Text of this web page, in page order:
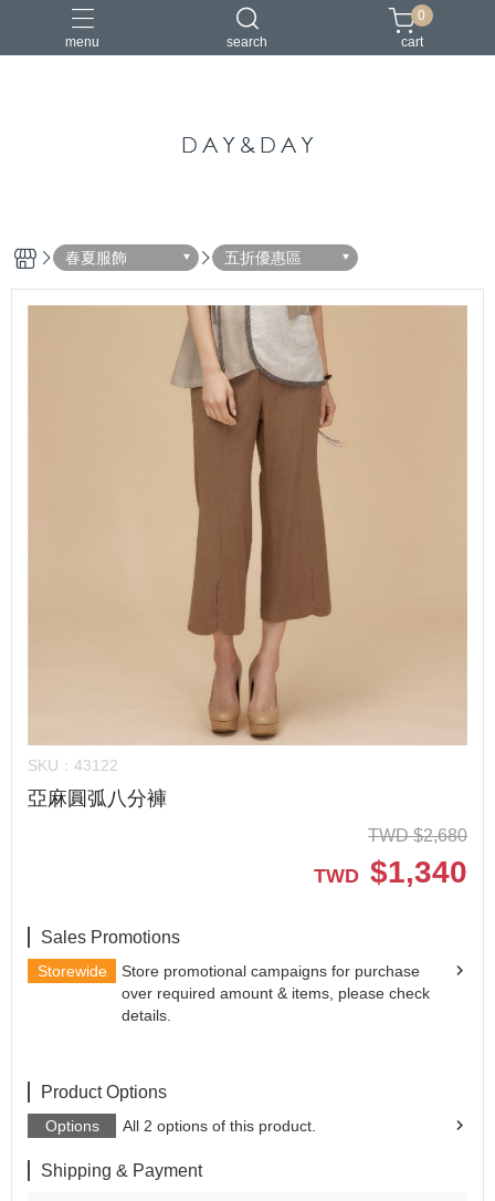
menu search
棉麻 茶禪服
0
cart
春夏服飾 五折優惠區
SKU： 43122
亞麻圓弧八分褲
TWD $2,680
TWD $1,340
Sales Promotions
Storewide
Store promotional campaigns for purchase
over required amount & items, please check
details.
Product Options
Options All 2 options of this product.
Shipping & Payment